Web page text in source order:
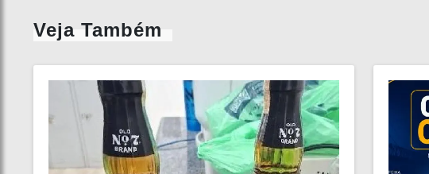
Veja Também